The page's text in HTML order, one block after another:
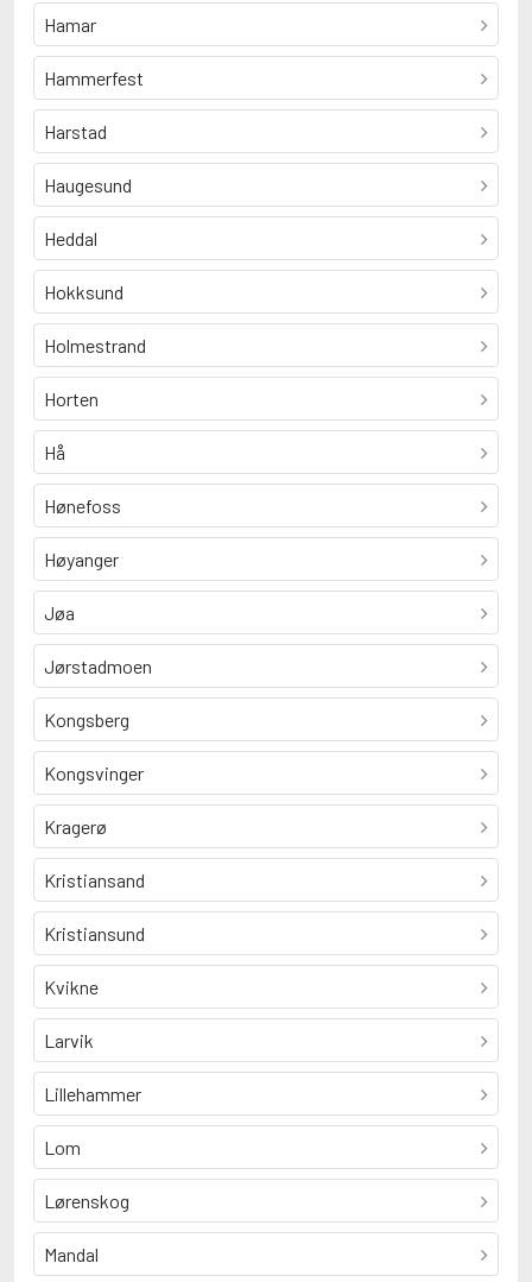
Hamar
Hammerfest
Harstad
Haugesund
Heddal
Hokksund
Holmestrand
Horten
Hå
Hønefoss
Høyanger
Jøa
Jørstadmoen
Kongsberg
Kongsvinger
Kragerø
Kristiansand
Kristiansund
Kvikne
Larvik
Lillehammer
Lom
Lørenskog
Mandal